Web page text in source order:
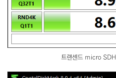
트랜센드 micro